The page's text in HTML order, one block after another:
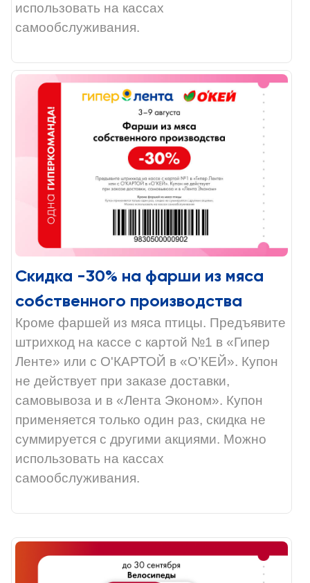
использовать на кассах
самообслуживания.
Скидка -30% на фарши из мяса
собственного производства
Кроме фаршей из мяса птицы. Предъявите
штрихкод на кассе с картой №1 в «Гипер
Ленте» или с О'КАРТОЙ в «О’КЕЙ». Купон
не действует при заказе доставки,
самовывоза и в «Лента Эконом». Купон
применяется только один раз, скидка не
суммируется с другими акциями. Можно
использовать на кассах
самообслуживания.